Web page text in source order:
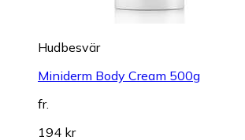
Hudbesvär
Miniderm Body Cream 500g
fr.
194 kr